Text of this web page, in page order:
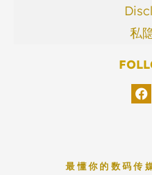
私
最懂你的数码传